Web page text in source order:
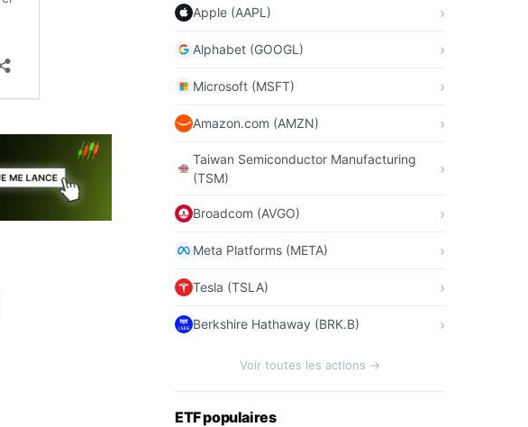
Apple (AAPL)
Alphabet (GOOGL)
Microsoft (MSFT)
Amazon.com (AMZN)
Taiwan Semiconductor Manufacturing
(TSM)
Broadcom (AVGO)
Meta Platforms (META)
Tesla (TSLA)
Berkshire Hathaway (BRK.B)
Voir toutes les actions →
ETF populaires